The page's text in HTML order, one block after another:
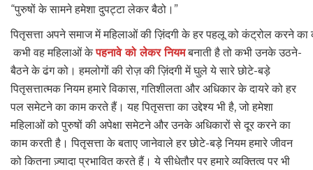
“पुरुषों के सामने हमेशा दुपट्टा लेकर बैठो।”
पितृसत्ता अपने समाज में महिलाओं की ज़िंदगी के हर पहलू को कंट्रोल करने का
कभी वह महिलाओं केपहनावे को लेकर नियमबनाती है तो कभी उनके उठने-
बैठने के ढंग को। हमलोगों की रोज़ की ज़िंदगी में घुले ये सारे छोटे-बड़े
पितृसत्तात्मक नियम हमारे विकास, गतिशीलता और अधिकार के दायरे को हर
पल समेटने का काम करते हैं। यह पितृसत्ता का उद्देश्य भी है, जो हमेशा
महिलाओं को पुरुषों की अपेक्षा समेटने और उनके अधिकारों से दूर करने का
काम करती है। पितृसत्ता के बताए जानेवाले हर छोटे-बड़े नियम हमारे जीवन
को कितना ज़्यादा प्रभावित करते हैं। ये सीधेतौर पर हमारे व्यक्तित्व पर भी